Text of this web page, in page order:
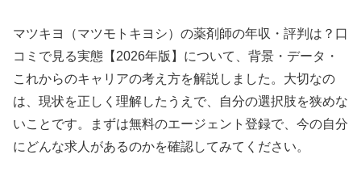
マツキヨ（マツモトキヨシ）の薬剤師の年収・評判は？口
コミで見る実態【2026年版】について、背景・データ・
これからのキャリアの考え方を解説しました。大切なの
は、現状を正しく理解したうえで、自分の選択肢を狭めな
いことです。まずは無料のエージェント登録で、今の自分
にどんな求人があるのかを確認してみてください。